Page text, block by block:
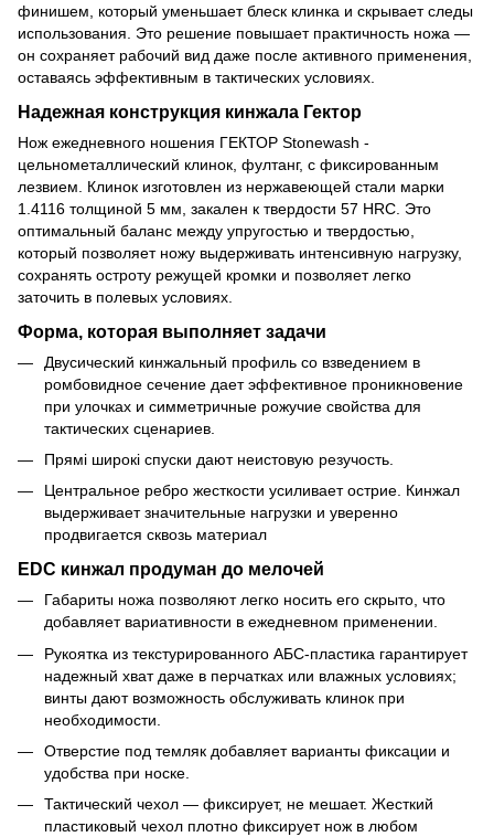
финишем, который уменьшает блеск клинка и скрывает следы
использования. Это решение повышает практичность ножа —
он сохраняет рабочий вид даже после активного применения,
оставаясь эффективным в тактических условиях.
Надежная конструкция кинжала Гектор
Нож ежедневного ношения ГЕКТОР Stonewash -
цельнометаллический клинок, фултанг, с фиксированным
лезвием. Клинок изготовлен из нержавеющей стали марки
1.4116 толщиной 5 мм, закален к твердости 57 HRC. Это
оптимальный баланс между упругостью и твердостью,
который позволяет ножу выдерживать интенсивную нагрузку,
сохранять остроту режущей кромки и позволяет легко
заточить в полевых условиях.
Форма, которая выполняет задачи
Двусический кинжальный профиль со взведением в
ромбовидное сечение дает эффективное проникновение
при улочках и симметричные рожучие свойства для
тактических сценариев.
Прямі широкі спуски дают неистовую резучость.
Центральное ребро жесткости усиливает острие. Кинжал
выдерживает значительные нагрузки и уверенно
продвигается сквозь материал
EDC кинжал продуман до мелочей
Габариты ножа позволяют легко носить его скрыто, что
добавляет вариативности в ежедневном применении.
Рукоятка из текстурированного АБС-пластика гарантирует
надежный хват даже в перчатках или влажных условиях;
винты дают возможность обслуживать клинок при
необходимости.
Отверстие под темляк добавляет варианты фиксации и
удобства при носке.
Тактический чехол — фиксирует, не мешает. Жесткий
пластиковый чехол плотно фиксирует нож в любом